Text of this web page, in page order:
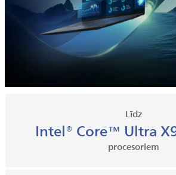
Līdz
Intel® Core™ Ultra
procesoriem